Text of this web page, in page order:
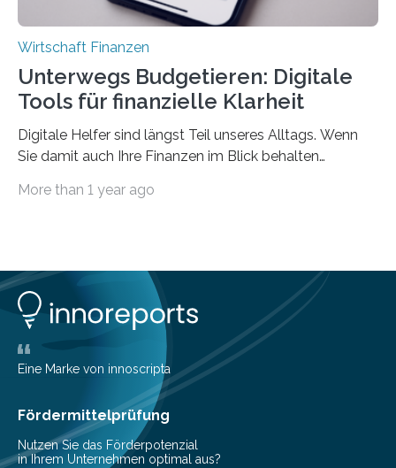
Wirtschaft Finanzen
Unterwegs Budgetieren: Digitale
Tools für finanzielle Klarheit
Digitale Helfer sind längst Teil unseres Alltags. Wenn
Sie damit auch Ihre Finanzen im Blick behalten
die genau das ermöglichen: Sie helfen Ihnen, Ausgaben
Lösungen interessieren. 1. Multibanking-Tools: Alle
Konten auf einen Blick Viele Banken bieten bereits in
ihrem Online-Banking eine Multibanking-Funktion an,
mit der sich Konten bei anderen Banken…
More than 1 year ago
Eine Marke von innoscripta
Fördermittelprüfung
Nutzen Sie das Förderpotenzial
in Ihrem Unternehmen optimal aus?